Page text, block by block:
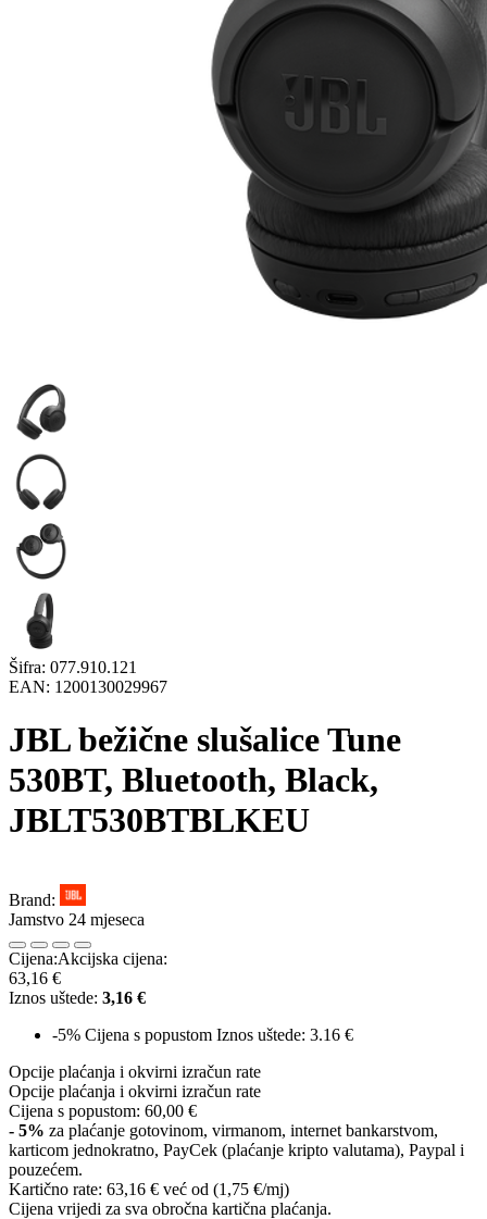
Šifra: 077.910.121
EAN: 1200130029967
JBL bežične slušalice Tune
530BT, Bluetooth, Black,
JBLT530BTBLKEU
Brand:
Jamstvo 24 mjeseca
Cijena:Akcijska cijena:
63,16 €
Iznos uštede: 3,16 €
-5% Cijena s popustom Iznos uštede: 3.16 €
Opcije plaćanja i okvirni izračun rate
Opcije plaćanja i okvirni izračun rate
Cijena s popustom: 60,00 €
- 5% za plaćanje gotovinom, virmanom, internet bankarstvom,
karticom jednokratno, PayCek (plaćanje kripto valutama), Paypal i
pouzećem.
Kartično rate: 63,16 € već od (1,75 €/mj)
Cijena vrijedi za sva obročna kartična plaćanja.